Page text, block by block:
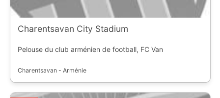
Charentsavan City Stadium
Pelouse du club arménien de football, FC Van
Charentsavan - Arménie